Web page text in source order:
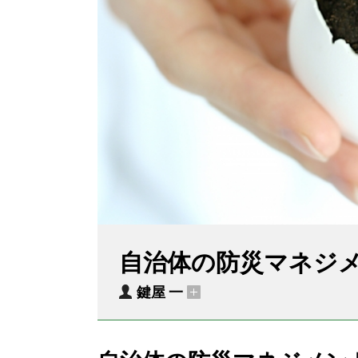
自治体の防災マネジ
鍵屋 一